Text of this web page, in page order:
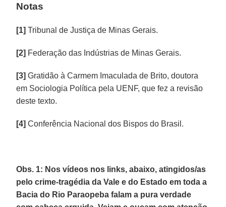
Notas
[1] Tribunal de Justiça de Minas Gerais.
[2] Federação das Indústrias de Minas Gerais.
[3] Gratidão à Carmem Imaculada de Brito, doutora
em Sociologia Política pela UENF, que fez a revisão
deste texto.
[4] Conferência Nacional dos Bispos do Brasil.
Obs. 1: Nos vídeos nos links, abaixo, atingidos/as
pelo crime-tragédia da Vale e do Estado em toda a
Bacia do Rio Paraopeba falam a pura verdade